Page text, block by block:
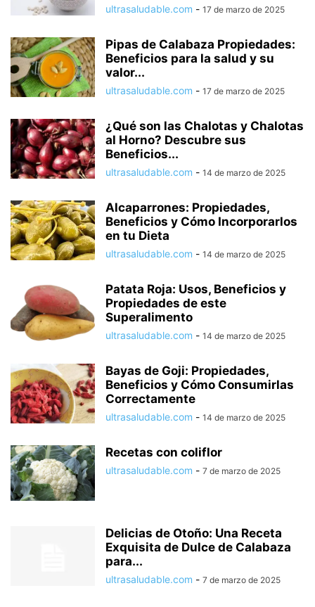
ultrasaludable.com - 17 de marzo de 2025
Pipas de Calabaza Propiedades:
Beneficios para la salud y su
valor...
ultrasaludable.com - 17 de marzo de 2025
¿Qué son las Chalotas y Chalotas
al Horno? Descubre sus
Beneficios...
ultrasaludable.com - 14 de marzo de 2025
Alcaparrones: Propiedades,
Beneficios y Cómo Incorporarlos
en tu Dieta
ultrasaludable.com - 14 de marzo de 2025
Patata Roja: Usos, Beneficios y
Propiedades de este
Superalimento
ultrasaludable.com - 14 de marzo de 2025
Bayas de Goji: Propiedades,
Beneficios y Cómo Consumirlas
Correctamente
ultrasaludable.com - 14 de marzo de 2025
Recetas con coliflor
ultrasaludable.com - 7 de marzo de 2025
Delicias de Otoño: Una Receta
Exquisita de Dulce de Calabaza
para...
ultrasaludable.com - 7 de marzo de 2025